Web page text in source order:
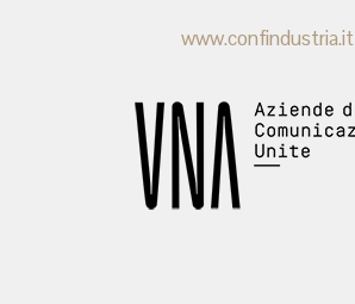
www.confindustria.it